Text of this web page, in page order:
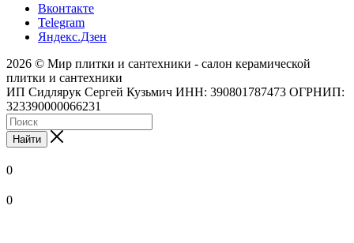
Вконтакте
Telegram
Яндекс.Дзен
2026 © Мир плитки и сантехники - салон керамической
плитки и сантехники
ИП Сидлярук Сергей Кузьмич ИНН: 390801787473 ОГРНИП:
323390000066231
Найти
0
0